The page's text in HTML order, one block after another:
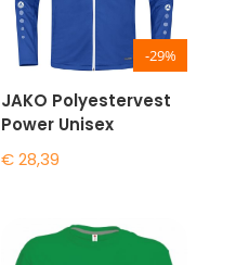
-29%
JAKO Polyestervest
Power Unisex
€28,39